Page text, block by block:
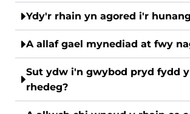
Ydy'r rhain yn agored i'r
A allaf gael mynediad at fwy
Sut ydw i'n gwybod pryd fydd
rhedeg?